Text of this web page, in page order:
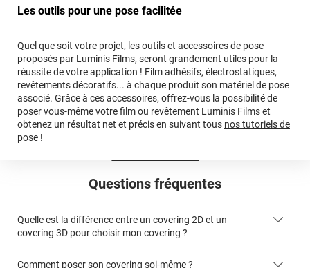
Questions fréquentes
Quelle est la différence entre un covering 2D et un
covering 3D pour choisir mon covering ?
Comment poser son covering soi-même ?
Les outils pour une pose facilitée
Quel que soit votre projet, les outils et accessoires de pose
proposés par Luminis Films, seront grandement utiles pour la
réussite de votre application ! Film adhésifs, électrostatiques,
revêtements décoratifs... à chaque produit son matériel de pose
associé. Grâce à ces accessoires, offrez-vous la possibilité de
poser vous-même votre film ou revêtement Luminis Films et
obtenez un résultat net et précis en suivant tous nos tutoriels de
pose !